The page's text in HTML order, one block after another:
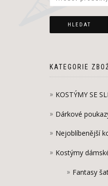
HLEDAT
KATEGORIE
KOSTÝMY SE
Dárkové
Nejoblíbenější
Kostýmy
Fantasy